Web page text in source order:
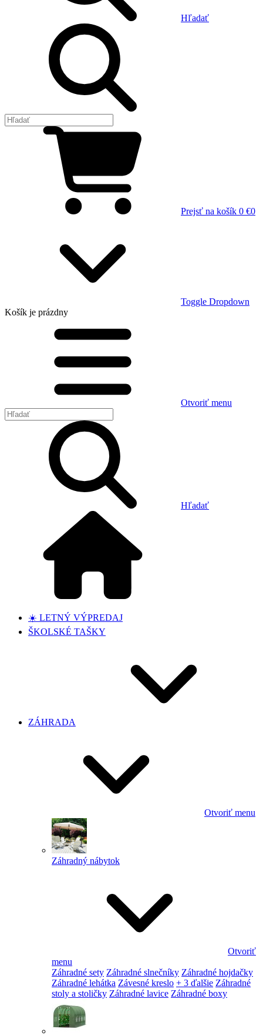
Hľadať
Prejsť na košík 0 €0
Toggle Dropdown
Košík je prázdny
Otvoriť menu
Hľadať
☀️ LETNÝ VÝPREDAJ
ŠKOLSKÉ TAŠKY
ZÁHRADA
Otvoriť menu
Záhradný nábytok
Otvoriť
menu
Záhradné sety Záhradné slnečníky Záhradné hojdačky
Záhradné lehátka Závesné kreslo + 3 ďalšie Záhradné
stoly a stoličky Záhradné lavice Záhradné boxy